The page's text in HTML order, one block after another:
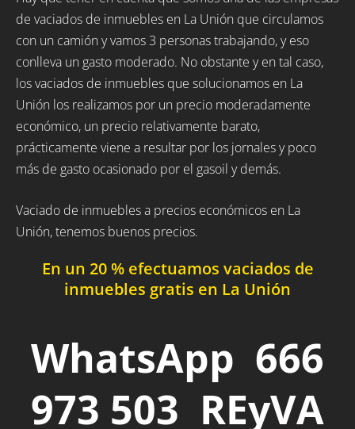
de vaciados de inmuebles en La Unión que circulamos
con un camión y vamos 3 personas trabajando, y eso
conlleva un gasto moderado. No obstante y en tal caso,
los vaciados de inmuebles que solucionamos en La
Unión los realizamos por un precio moderadamente
económico, un precio relativamente barato,
prácticamente viene a resultar por los jornales y poco
más de gasto ocasionado por el gasoil y demás.
Vaciado de inmuebles a precios económicos en La
Unión, tenemos buenos precios.
En un 20 % efectuamos vaciados de
inmuebles gratis en La Unión
WhatsApp 666
973 503 REyVA